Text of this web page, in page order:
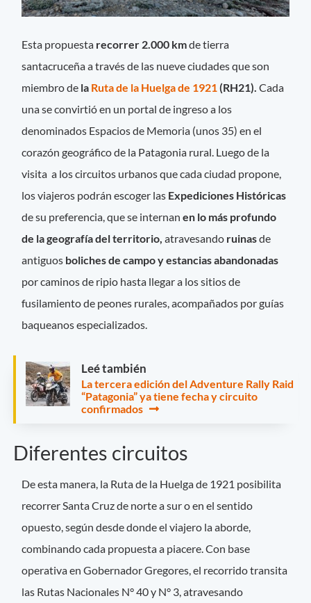
Esta propuesta recorrer 2.000 kmde tierra
santacruceña a través de las nueve ciudades que son
miembro de la Ruta de la Huelga de 1921(RH21). Cada
una se convirtió en un portal de ingreso a los
denominados Espacios de Memoria (unos 35) en el
corazón geográfico de la Patagonia rural. Luego de la
visita a los circuitos urbanos que cada ciudad propone,
los viajeros podrán escoger las Expediciones Históricas
de su preferencia, que se internan en lo más profundo
de la geografía del territorio, atravesando ruinasde
antiguos boliches de campo y estancias abandonadas
por caminos de ripio hasta llegar a los sitios de
fusilamiento de peones rurales, acompañados por guías
baqueanos especializados.
Leé también
La tercera edición del Adventure Rally Raid
“Patagonia” ya tiene fecha y circuito
confirmados
Diferentes circuitos
De esta manera, la Ruta de la Huelga de 1921 posibilita
recorrer Santa Cruz de norte a sur o en el sentido
opuesto, según desde donde el viajero la aborde,
combinando cada propuesta a piacere. Con base
operativa en Gobernador Gregores, el recorrido transita
las Rutas Nacionales N° 40 y N° 3, atravesando